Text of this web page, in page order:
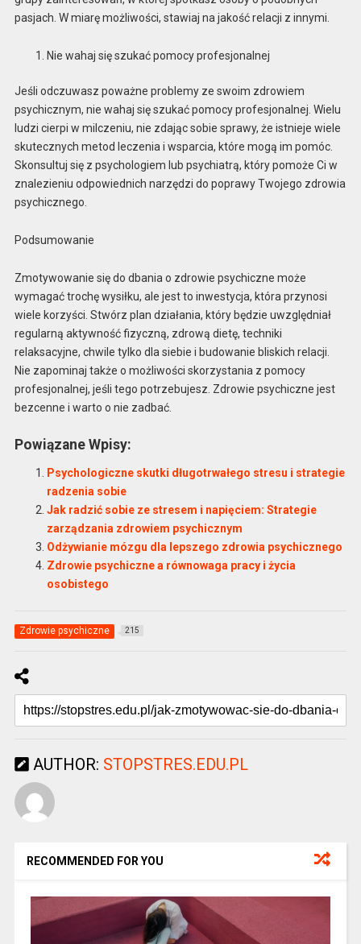
pasjach. W miarę możliwości, stawiaj na jakość relacji z innymi.
Nie wahaj się szukać pomocy profesjonalnej
Jeśli odczuwasz poważne problemy ze swoim zdrowiem
psychicznym, nie wahaj się szukać pomocy profesjonalnej. Wielu
ludzi cierpi w milczeniu, nie zdając sobie sprawy, że istnieje wiele
skutecznych metod leczenia i wsparcia, które mogą im pomóc.
Skonsultuj się z psychologiem lub psychiatrą, który pomoże Ci w
znalezieniu odpowiednich narzędzi do poprawy Twojego zdrowia
psychicznego.
Podsumowanie
Zmotywowanie się do dbania o zdrowie psychiczne może
wymagać trochę wysiłku, ale jest to inwestycja, która przynosi
wiele korzyści. Stwórz plan działania, który będzie uwzględniał
regularną aktywność fizyczną, zdrową dietę, techniki
relaksacyjne, chwile tylko dla siebie i budowanie bliskich relacji.
Nie zapominaj także o możliwości skorzystania z pomocy
profesjonalnej, jeśli tego potrzebujesz. Zdrowie psychiczne jest
bezcenne i warto o nie zadbać.
Powiązane Wpisy:
Psychologiczne skutki długotrwałego stresu i strategie
radzenia sobie
Jak radzić sobie ze stresem i napięciem: Strategie
zarządzania zdrowiem psychicznym
Odżywianie mózgu dla lepszego zdrowia psychicznego
Zdrowie psychiczne a równowaga pracy i życia
osobistego
Zdrowie psychiczne 215
AUTHOR: STOPSTRES.EDU.PL
RECOMMENDED FOR YOU